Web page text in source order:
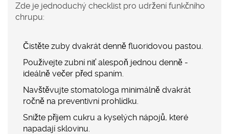
Zde je jednoduchý checklist pro udržení funkčního
chrupu:
Čistěte zuby dvakrát denně fluoridovou pastou.
Používejte zubní niť alespoň jednou denně -
ideálně večer před spaním.
Navštěvujte stomatologa minimálně dvakrát
ročně na preventivní prohlídku.
Snižte příjem cukru a kyselých nápojů, které
napadají sklovinu.